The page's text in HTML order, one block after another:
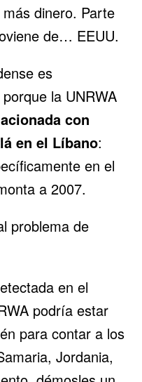
dinero. Parte
de… EEUU.
es
la UNRWA
con
en el Líbano:
en el
a 2007.
problema de
en el
podría estar
para contar a los
Jordania,